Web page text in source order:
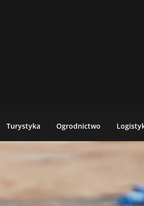
Turystyka Ogrodnictwo